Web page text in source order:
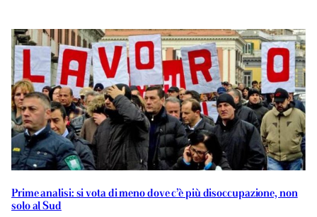
Prime analisi: si vota di meno dove c’è più disoccupazione, non
solo al Sud